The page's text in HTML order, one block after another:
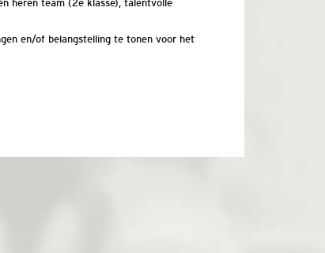
heren team (2e klasse), talentvolle
en/of belangstelling te tonen voor het